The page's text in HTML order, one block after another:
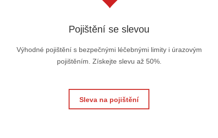
Pojištění se slevou
Výhodné pojištění s bezpečnými léčebnými limity i úrazovým
pojištěním. Získejte slevu až 50%.
Sleva na pojištění